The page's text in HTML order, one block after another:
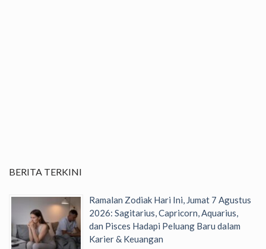
BERITA TERKINI
Ramalan Zodiak Hari Ini, Jumat 7 Agustus
2026: Sagitarius, Capricorn, Aquarius,
dan Pisces Hadapi Peluang Baru dalam
Karier & Keuangan